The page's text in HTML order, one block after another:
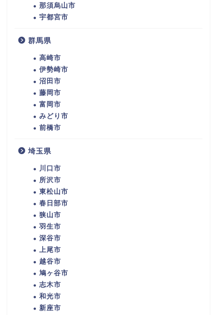
那須烏山市
宇都宮市
群馬県
高崎市
伊勢崎市
沼田市
藤岡市
富岡市
みどり市
前橋市
埼玉県
川口市
所沢市
東松山市
春日部市
狭山市
羽生市
深谷市
上尾市
越谷市
鳩ヶ谷市
志木市
和光市
新座市